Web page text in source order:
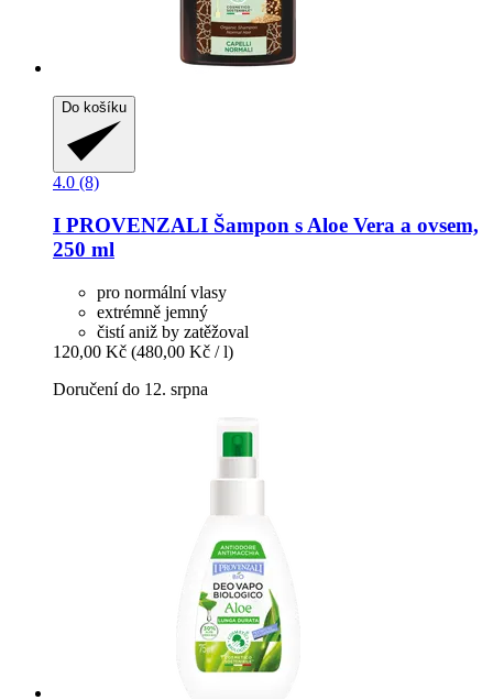
Do košíku
4.0 (8)
I PROVENZALI Šampon s Aloe Vera a ovsem,
250 ml
pro normální vlasy
extrémně jemný
čistí aniž by zatěžoval
120,00 Kč (480,00 Kč / l)
Doručení do 12. srpna